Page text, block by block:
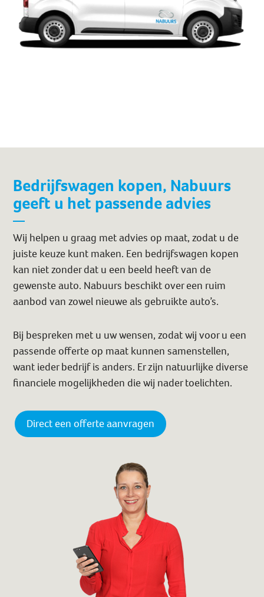
Bedrijfswagen kopen, Nabuurs
geeft u het passende advies
Wij helpen u graag met advies op maat, zodat u de
juiste keuze kunt maken. Een bedrijfswagen kopen
kan niet zonder dat u een beeld heeft van de
gewenste auto. Nabuurs beschikt over een ruim
aanbod van zowel nieuwe als gebruikte auto’s.
Bij bespreken met u uw wensen, zodat wij voor u een
passende offerte op maat kunnen samenstellen,
want ieder bedrijf is anders. Er zijn natuurlijke diverse
financiele mogelijkheden die wij nader toelichten.
Direct een offerte aanvragen